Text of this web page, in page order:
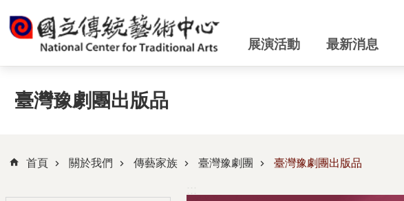
跳到主要內容區塊
展演活動 最新消息
臺灣豫劇團出版品
首頁 關於我們 傳藝家族 臺灣豫劇團 臺灣豫劇團出版品